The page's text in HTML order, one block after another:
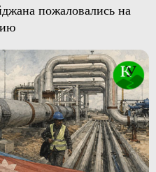
пожаловались на